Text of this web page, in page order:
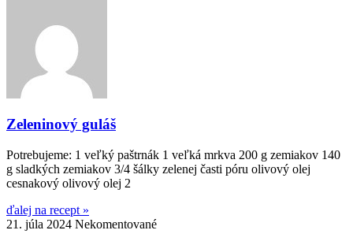
Zeleninový guláš
Potrebujeme: 1 veľký paštrnák 1 veľká mrkva 200 g zemiakov 140
g sladkých zemiakov 3/4 šálky zelenej časti póru olivový olej
cesnakový olivový olej 2
ďalej na recept »
21. júla 2024 Nekomentované